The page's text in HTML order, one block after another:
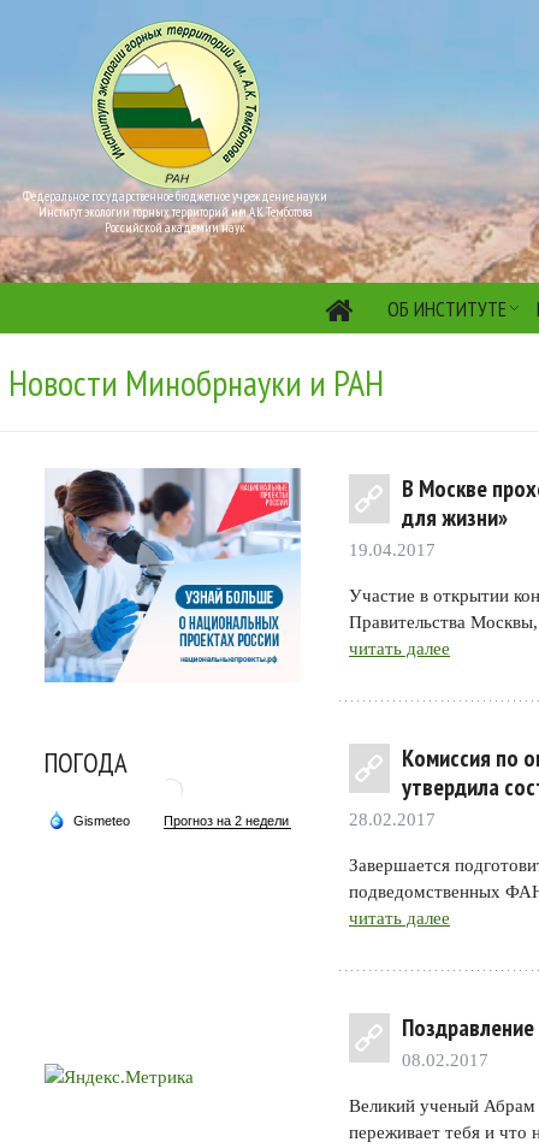
Федеральное государственное бюджетное учреждение науки
Институт экологии горных территорий им. А.К. Темботова
Российской академии наук
ОБ ИНСТИТУТЕ
Новости Минобрнауки и РАН
ПОГОДА
В Москве
для жизни»
19.04.2017
Участие в открытии
Правительства
читать далее
Комиссия по
утвердила
28.02.2017
Завершается
подведомственных
читать далее
08.02.2017
Великий ученый Абрам
переживает тебя и что